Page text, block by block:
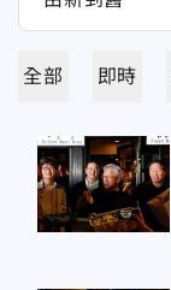
全部 即時